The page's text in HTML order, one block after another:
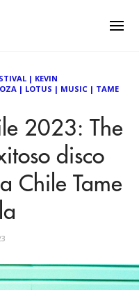
| KEVIN
| LOTUS | MUSIC| TAME
2023: The
disco
Chile Tame